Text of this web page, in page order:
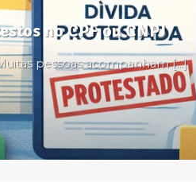
no CPF ou CNPJ
pessoas acompanham [...]